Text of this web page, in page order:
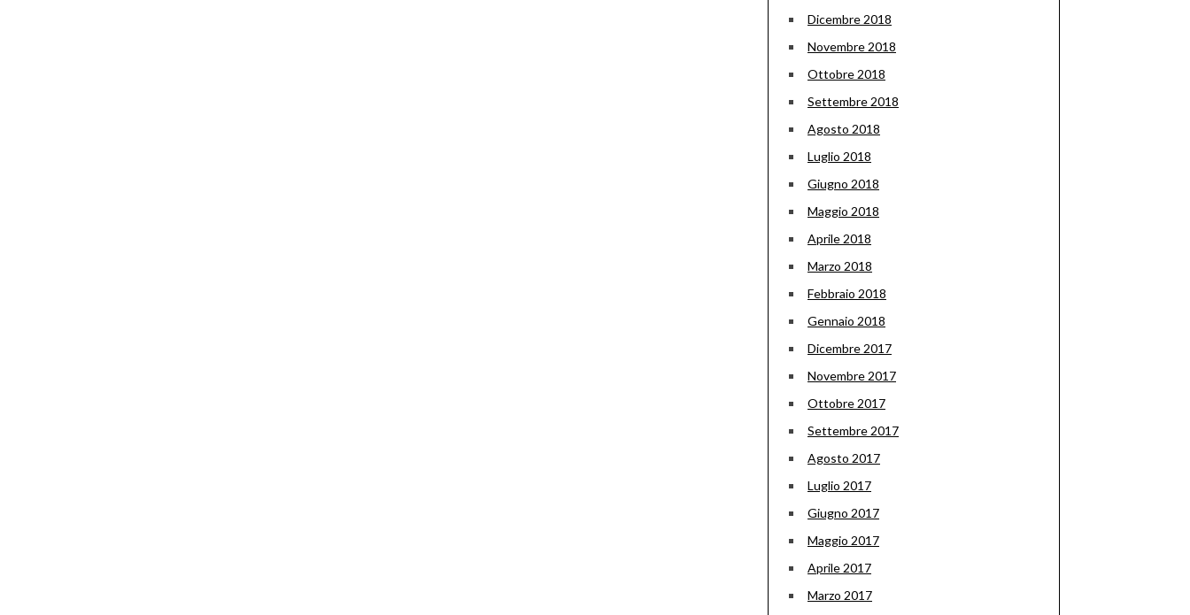
Dicembre 2018
Novembre 2018
Ottobre 2018
Settembre 2018
Agosto 2018
Luglio 2018
Giugno 2018
Maggio 2018
Aprile 2018
Marzo 2018
Febbraio 2018
Gennaio 2018
Dicembre 2017
Novembre 2017
Ottobre 2017
Settembre 2017
Agosto 2017
Luglio 2017
Giugno 2017
Maggio 2017
Aprile 2017
Marzo 2017